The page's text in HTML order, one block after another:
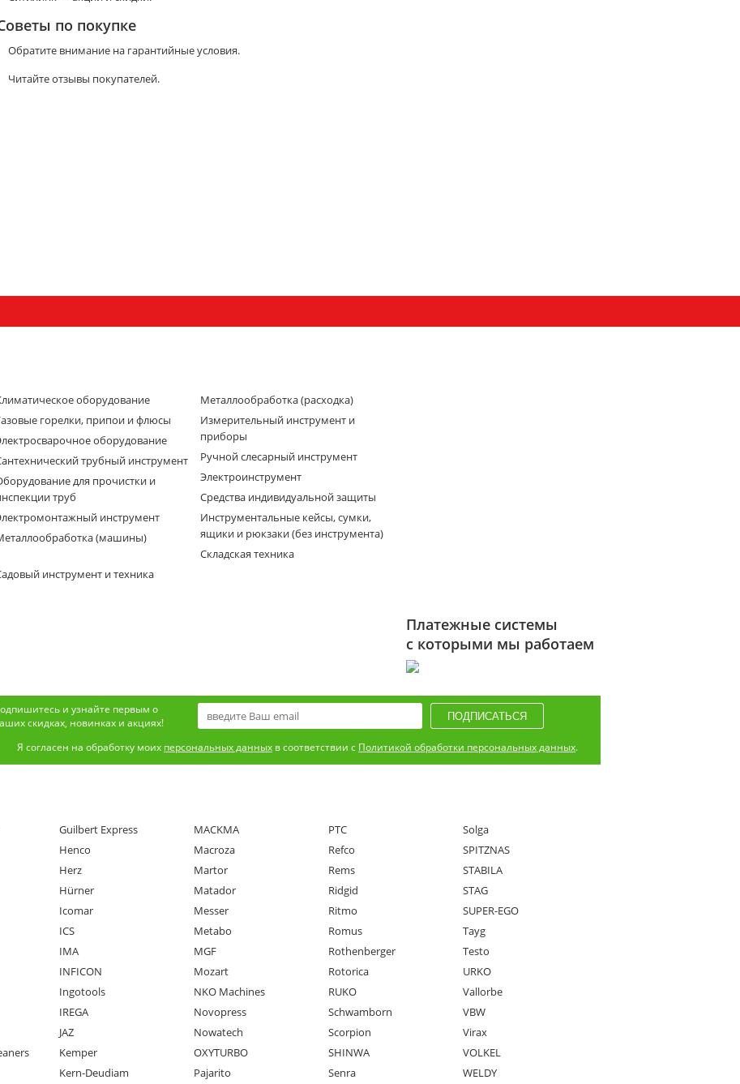
по покупке
Обратите внимание на гарантийные условия.
Читайте отзывы покупателей.
оборудование
горелки, припои и флюсы
оборудование
трубный инструмент
для прочистки и
труб
инструмент
(машины)
Металлообработка (расходка)
Измерительный инструмент и
приборы
Ручной слесарный инструмент
Электроинструмент
Средства индивидуальной защиты
Инструментальные кейсы, сумки,
ящики и рюкзаки (без инструмента)
Складская техника
инструмент и техника
Платежные системы
с которыми мы работаем
и узнайте первым о
скидках, новинках и акциях!
Я согласен на обработку моих персональных данных в соответствии с Политикой обработки персональных данных.
Guilbert Express
Henco
Herz
Hürner
Icomar
ICS
IMA
INFICON
Ingotools
IREGA
JAZ
Kemper
Kern-Deudiam
MACKMA
Macroza
Martor
Matador
Messer
Metabo
MGF
Mozart
NKO Machines
Novopress
Nowatech
OXYTURBO
Pajarito
PTC
Refco
Rems
Ridgid
Ritmo
Romus
Rothenberger
Rotorica
RUKO
Schwamborn
Scorpion
SHINWA
Senra
Solga
SPITZNAS
STABILA
STAG
SUPER-EGO
Tayg
Testo
URKO
Vallorbe
VBW
Virax
VOLKEL
WELDY